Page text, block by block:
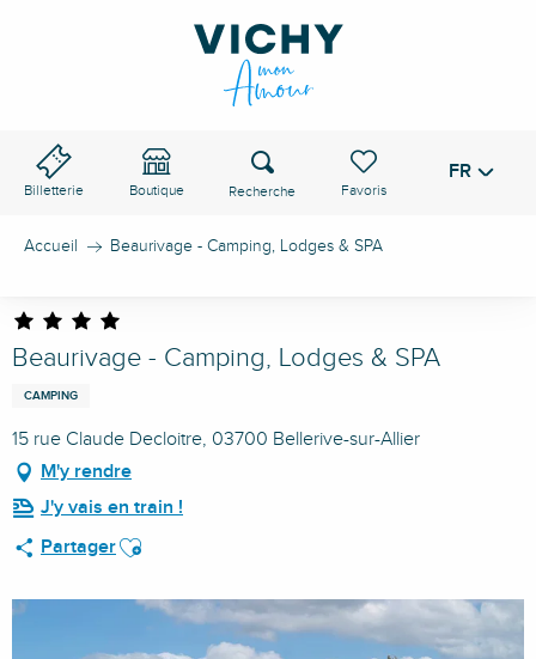
Billetterie Boutique
Voir les favoris
Recherche FR
Accueil Beaurivage - Camping, Lodges & SPA
Beaurivage - Camping, Lodges & SPA
CAMPING
15 rue Claude Decloitre, 03700 Bellerive-sur-Allier
M'y rendre
J'y vais en train !
PartagerAjouter aux favoris